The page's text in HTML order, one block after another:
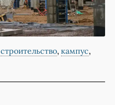
строительство, кампус,